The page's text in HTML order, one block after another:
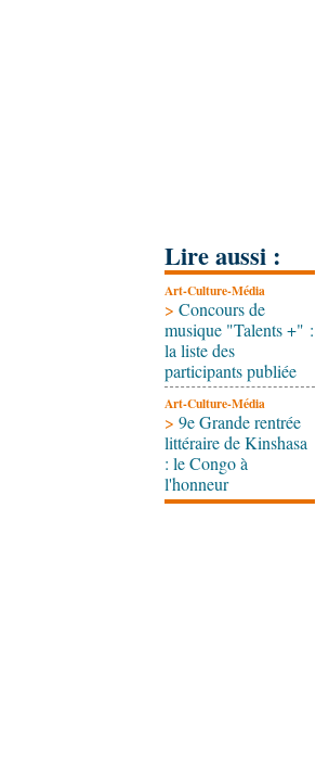
Lire aussi :
Art-Culture-Média
> Concours de
musique "Talents +" :
la liste des
participants publiée
Art-Culture-Média
> 9e Grande rentrée
littéraire de Kinshasa
: le Congo à
l'honneur